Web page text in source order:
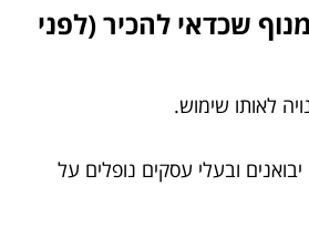
מנוף שכדאי להכיר (לפני
לאותו שימוש.
ובעלי עסקים נופלים על